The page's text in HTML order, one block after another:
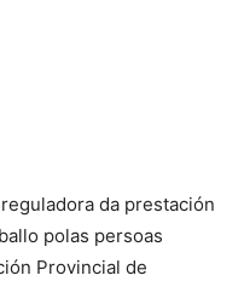
da prestación
polas persoas
Provincial de